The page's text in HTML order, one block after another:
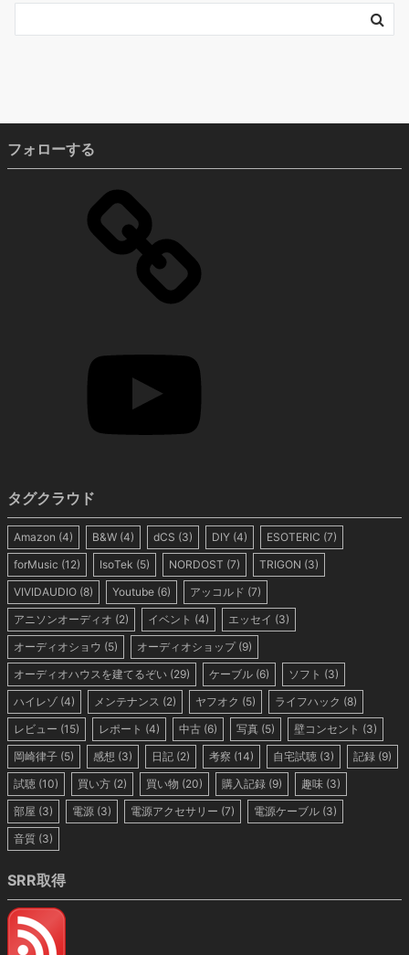
フォローする
タグクラウド
Amazon (4) B&W (4) dCS (3) DIY (4) ESOTERIC (7)
forMusic (12) IsoTek (5) NORDOST (7) TRIGON (3)
VIVIDAUDIO (8) Youtube (6) アッコルド (7)
アニソンオーディオ (2) イベント (4) エッセイ (3)
オーディオショウ (5) オーディオショップ(9)
オーディオハウスを建てるぞい (29) ケーブル (6) ソフト (3)
ハイレゾ (4) メンテナンス (2) ヤフオク (5) ライフハック (8)
レビュー (15) レポート (4) 中古 (6) 写真 (5) 壁コンセント (3)
岡崎律子 (5) 感想 (3) 日記 (2) 考察 (14) 自宅試聴 (3) 記録 (9)
試聴 (10) 買い方 (2) 買い物 (20) 購入記録 (9) 趣味 (3)
部屋 (3) 電源 (3) 電源アクセサリー (7) 電源ケーブル (3)
音質 (3)
SRR取得